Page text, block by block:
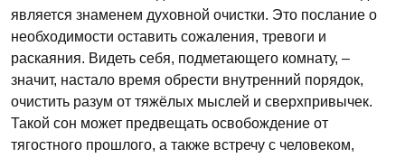
является знаменем духовной очистки. Это послание о
необходимости оставить сожаления, тревоги и
раскаяния. Видеть себя, подметающего комнату, –
значит, настало время обрести внутренний порядок,
очистить разум от тяжёлых мыслей и сверхпривычек.
Такой сон может предвещать освобождение от
тягостного прошлого, а также встречу с человеком,